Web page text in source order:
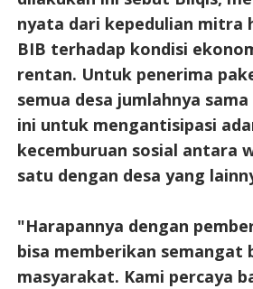
nyata dari kepedulian mitra
BIB terhadap kondisi
rentan. Untuk penerima
semua desa jumlahnya
ini untuk mengantisipasi
kecemburuan sosial antara
satu dengan desa yang
"Harapannya dengan
bisa memberikan semangat
masyarakat. Kami percaya